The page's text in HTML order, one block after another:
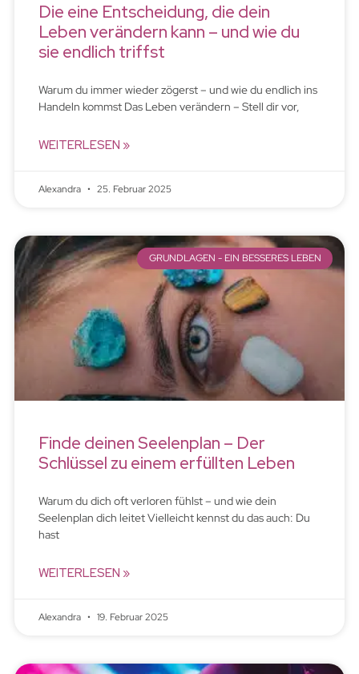
Die eine Entscheidung, die dein
Leben verändern kann – und wie du
sie endlich triffst
Warum du immer wieder zögerst – und wie du endlich ins
Handeln kommst Das Leben verändern – Stell dir vor,
WEITERLESEN »
Alexandra 25. Februar 2025
GRUNDLAGEN - EIN BESSERES LEBEN
Finde deinen Seelenplan – Der
Schlüssel zu einem erfüllten Leben
Warum du dich oft verloren fühlst – und wie dein
Seelenplan dich leitet Vielleicht kennst du das auch: Du
hast
WEITERLESEN »
Alexandra 19. Februar 2025